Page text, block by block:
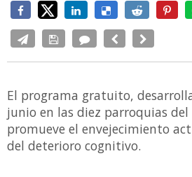
El programa gratuito,
junio en las diez parroquias
promueve el envejecimiento
del deterioro cognitivo.